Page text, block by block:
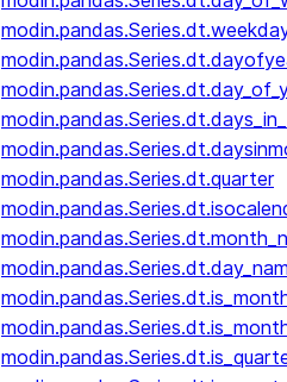
modin.pandas.Series.dt.quarter